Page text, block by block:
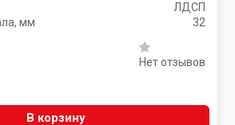
ЛДСП
мм
32
Нет отзывов
В корзину